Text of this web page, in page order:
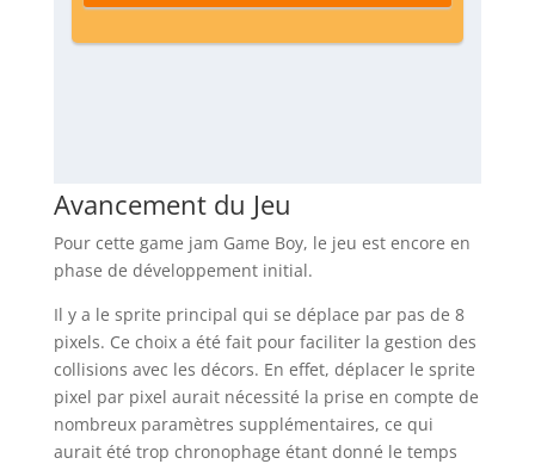
Avancement du Jeu
Pour cette game jam Game Boy, le jeu est encore en
phase de développement initial.
Il y a le sprite principal qui se déplace par pas de 8
pixels. Ce choix a été fait pour faciliter la gestion des
collisions avec les décors. En effet, déplacer le sprite
pixel par pixel aurait nécessité la prise en compte de
nombreux paramètres supplémentaires, ce qui
aurait été trop chronophage étant donné le temps